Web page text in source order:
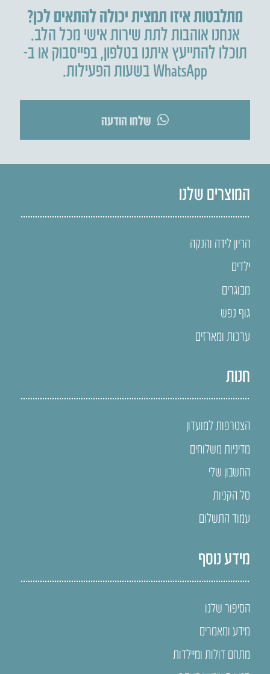
מתלבטות איזו תמצית יכולה להתאים לכן?
אנחנו אוהבות לתת שירות אישי מכל הלב.
תוכלו להתייעץ איתנו בטלפון,בפייסבוק או ב-
WhatsApp בשעות הפעילות.
שלחו הודעה
המוצרים שלנו
הריון לידה והנקה
ילדים
מבוגרים
גוף נפש
ערכות ומארזים
חנות
הצטרפות למועדון
מדיניות משלוחים
החשבון שלי
סל הקניות
עמוד התשלום
מידע נוסף
הסיפור שלנו
מידע ומאמרים
מתחם דולות ומיילדות